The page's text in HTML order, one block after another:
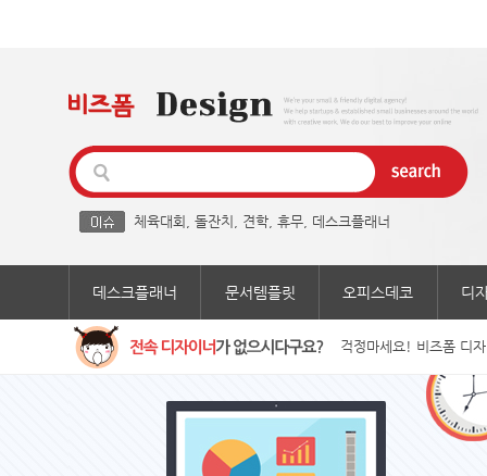
체육대회 돌잔치 견학, 휴무, 데스크플래너
데스크플래너 문서템플릿 오피스데코 디
걱정마세요! 비즈폼 디